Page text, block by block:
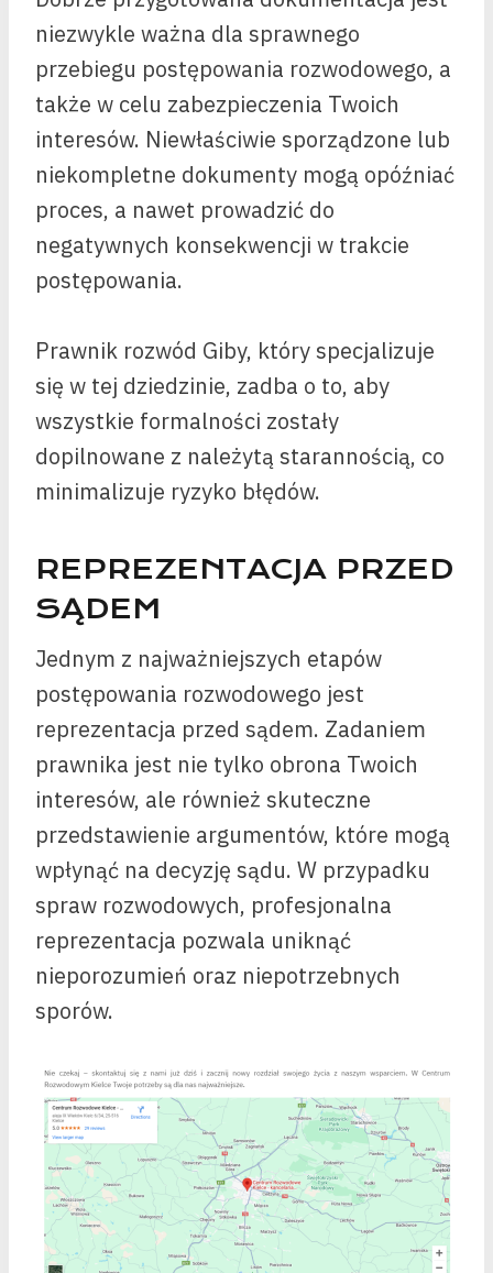
niezwykle ważna dla sprawnego
przebiegu postępowania rozwodowego, a
także w celu zabezpieczenia Twoich
interesów. Niewłaściwie sporządzone lub
niekompletne dokumenty mogą opóźniać
proces, a nawet prowadzić do
negatywnych konsekwencji w trakcie
postępowania.
Prawnik rozwód Giby, który specjalizuje
się w tej dziedzinie, zadba o to, aby
wszystkie formalności zostały
dopilnowane z należytą starannością, co
minimalizuje ryzyko błędów.
REPREZENTACJA PRZED
SĄDEM
Jednym z najważniejszych etapów
postępowania rozwodowego jest
reprezentacja przed sądem. Zadaniem
prawnika jest nie tylko obrona Twoich
interesów, ale również skuteczne
przedstawienie argumentów, które mogą
wpłynąć na decyzję sądu. W przypadku
spraw rozwodowych, profesjonalna
reprezentacja pozwala uniknąć
nieporozumień oraz niepotrzebnych
sporów.